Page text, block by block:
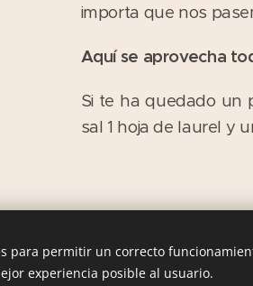
importa que nos
Aquí se aprovecha
Si te ha quedado un
sal 1 hoja de laurel y
para permitir un correcto
experiencia posible al usuario.